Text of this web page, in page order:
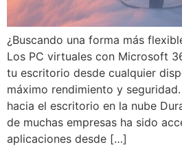
¿Buscando una forma más
Los PC virtuales con Microsoft
tu escritorio desde cualquier
máximo rendimiento y
hacia el escritorio en la nube
de muchas empresas ha sido
aplicaciones desde […]